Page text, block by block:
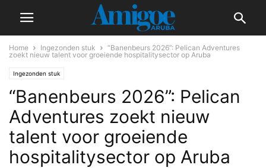
Home Ingezonden stuk
“Banenbeurs 2026”: Pelican Adventures
zoekt nieuw talent voor groeiende hospitalitysector op Aruba
Ingezonden stuk
“Banenbeurs 2026”: Pelican
Adventures zoekt nieuw
talent voor groeiende
hospitalitysector op Aruba